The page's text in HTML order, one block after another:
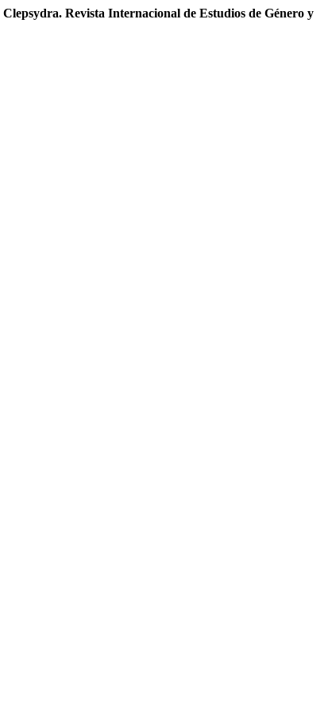
Clepsydra. Revista Internacional de Estudios de Género y